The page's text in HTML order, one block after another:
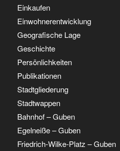
Einkaufen
Einwohnerentwicklung
Geografische Lage
Geschichte
Persönlichkeiten
Publikationen
Stadtgliederung
Stadtwappen
Bahnhof – Guben
Egelneiße – Guben
Friedrich-Wilke-Platz – Guben